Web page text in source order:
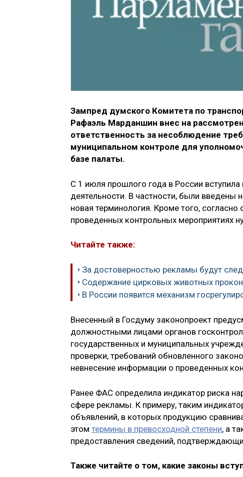
Зампред думского Комитета по
Рафаэль Марданшин внес на
ответственность за несоблюдение
муниципальном контроле для
базе палаты.
С 1 июля прошлого года в России
деятельности. В частности, были
новая терминология. Кроме того,
проведенных контрольных мероприятиях
Читайте также:
• За достоверностью рекламы будут
• Содержание цирковых животных
• В России появится механизм
Внесенный в Госдуму законопроект
должностными лицами органов
государственных и муниципальных
проверки, требований обновленного
невнесение информации о проведенных
Ранее ФАС определила индикатор риска
сфере рекламы. К примеру, таким
объявлений, в которых продукцию
этом термины в превосходной степени, а
предоставления сведений,
Также читайте о том, какие законы